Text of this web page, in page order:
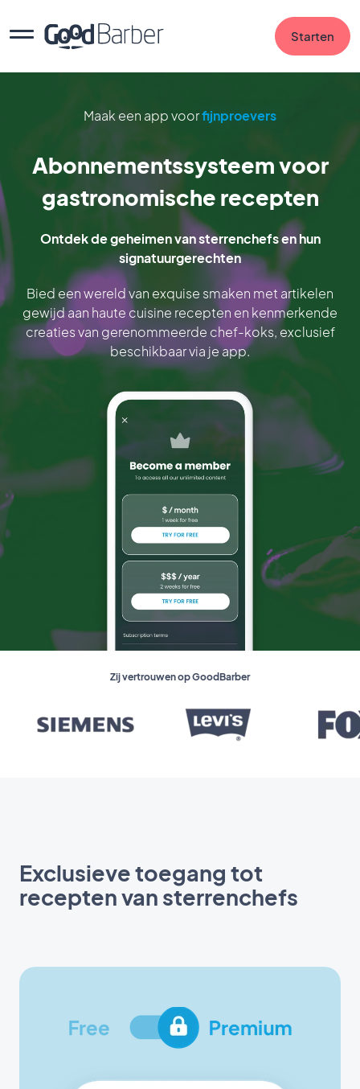
Starten
Maak een app voorfijnproevers
Abonnementssysteem voor
gastronomische recepten
Ontdek de geheimen van sterrenchefs en hun
signatuurgerechten
Bied een wereld van exquise smaken met artikelen
gewijd aan haute cuisine recepten en kenmerkende
creaties van gerenommeerde chef-koks, exclusief
beschikbaar via je app.
Zij vertrouwen op GoodBarber
Exclusieve toegang tot
recepten van sterrenchefs